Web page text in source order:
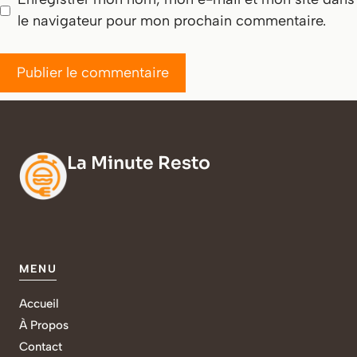
le navigateur pour mon prochain commentaire.
La Minute Resto
MENU
Accueil
À Propos
Contact